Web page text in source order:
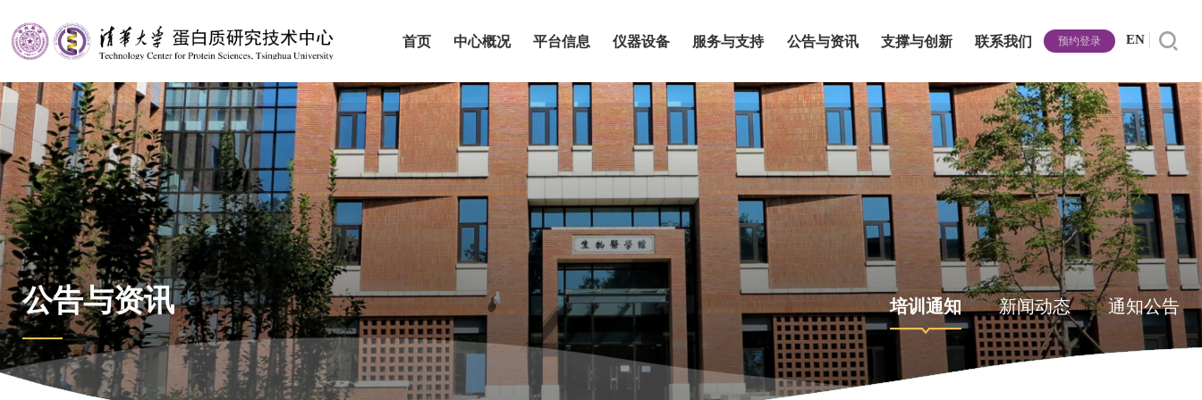
首页 中心概况 平台信息 仪器设备 服务与支持 公告与资讯 支撑与创新 联系我们 预约登录 EN
公告与资讯 培训通知 新闻动态 通知公告